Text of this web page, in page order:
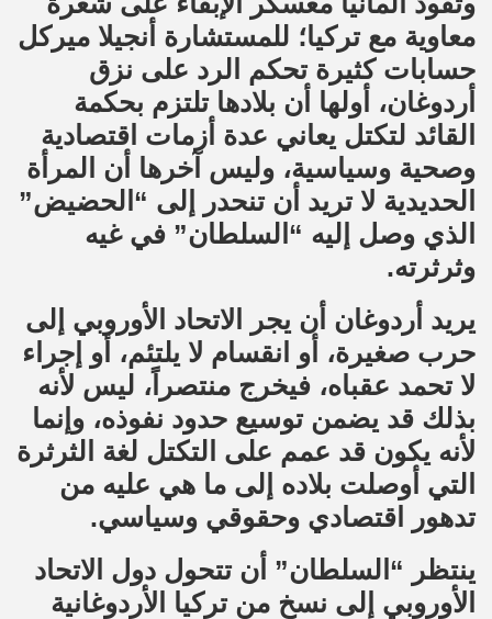
معاوية مع تركيا؛ للمستشارة أنجيلا ميركل
حسابات كثيرة تحكم الرد على نزق
أردوغان، أولها أن بلادها تلتزم بحكمة
القائد لتكتل يعاني عدة أزمات اقتصادية
وصحية وسياسية، وليس آخرها أن المرأة
الحديدية لا تريد أن تنحدر إلى “الحضيض”
الذي وصل إليه “السلطان” في غيه
وثرثرته.
يريد أردوغان أن يجر الاتحاد الأوروبي إلى
حرب صغيرة، أو انقسام لا يلتئم، أو إجراء
لا تحمد عقباه، فيخرج منتصراً، ليس لأنه
بذلك قد يضمن توسيع حدود نفوذه، وإنما
لأنه يكون قد عمم على التكتل لغة الثرثرة
التي أوصلت بلاده إلى ما هي عليه من
تدهور اقتصادي وحقوقي وسياسي.
ينتظر “السلطان” أن تتحول دول الاتحاد
الأوروبي إلى نسخ من تركيا الأردوغانية